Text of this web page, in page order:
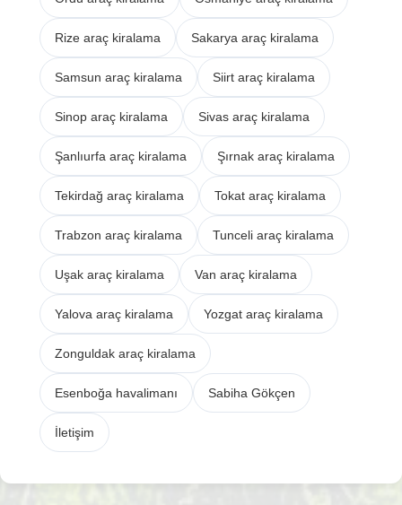
Rize araç kiralama Sakarya araç kiralama
Samsun araç kiralama Siirt araç kiralama
Sinop araç kiralama Sivas araç kiralama
Şanlıurfa araç kiralama Şırnak araç kiralama
Tekirdağ araç kiralama Tokat araç kiralama
Trabzon araç kiralama Tunceli araç kiralama
Uşak araç kiralama Van araç kiralama
Yalova araç kiralama Yozgat araç kiralama
Zonguldak araç kiralama
Esenboğa havalimanı Sabiha Gökçen
İletişim